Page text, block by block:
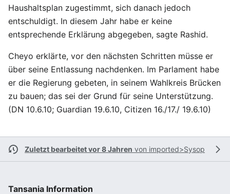
Haushaltsplan zugestimmt, sich danach jedoch
entschuldigt. In diesem Jahr habe er keine
entsprechende Erklärung abgegeben, sagte Rashid.
Cheyo erklärte, vor den nächsten Schritten müsse er
über seine Entlassung nachdenken. Im Parlament habe
er die Regierung gebeten, in seinem Wahlkreis Brücken
zu bauen; das sei der Grund für seine Unterstützung.
(DN 10.6.10; Guardian 19.6.10, Citizen 16./17./ 19.6.10)
Zuletzt bearbeitet vor 8 Jahren von imported>Sysop
Tansania Information